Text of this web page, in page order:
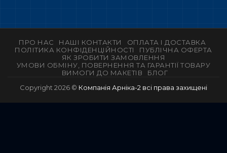
ПРО НАС НАШІ КОНТАКТИ
ОПЛАТА І ДОСТАВКА
ПОЛІТИКА КОНФІДЕНЦІЙНОСТІ
ПУБЛІЧНА ОФЕРТА
ЯК ЗРОБИТИ ЗАМОВЛЕННЯ
УМОВИ ОБМІНУ, ПОВЕРНЕННЯ ТА ГАРАНТІЇ ТОВАРУ
ВИМОГИ ДО МАКЕТІВ
БЛОГ
Copyright 2026 © Компанія Арніка-2 всі права захищені